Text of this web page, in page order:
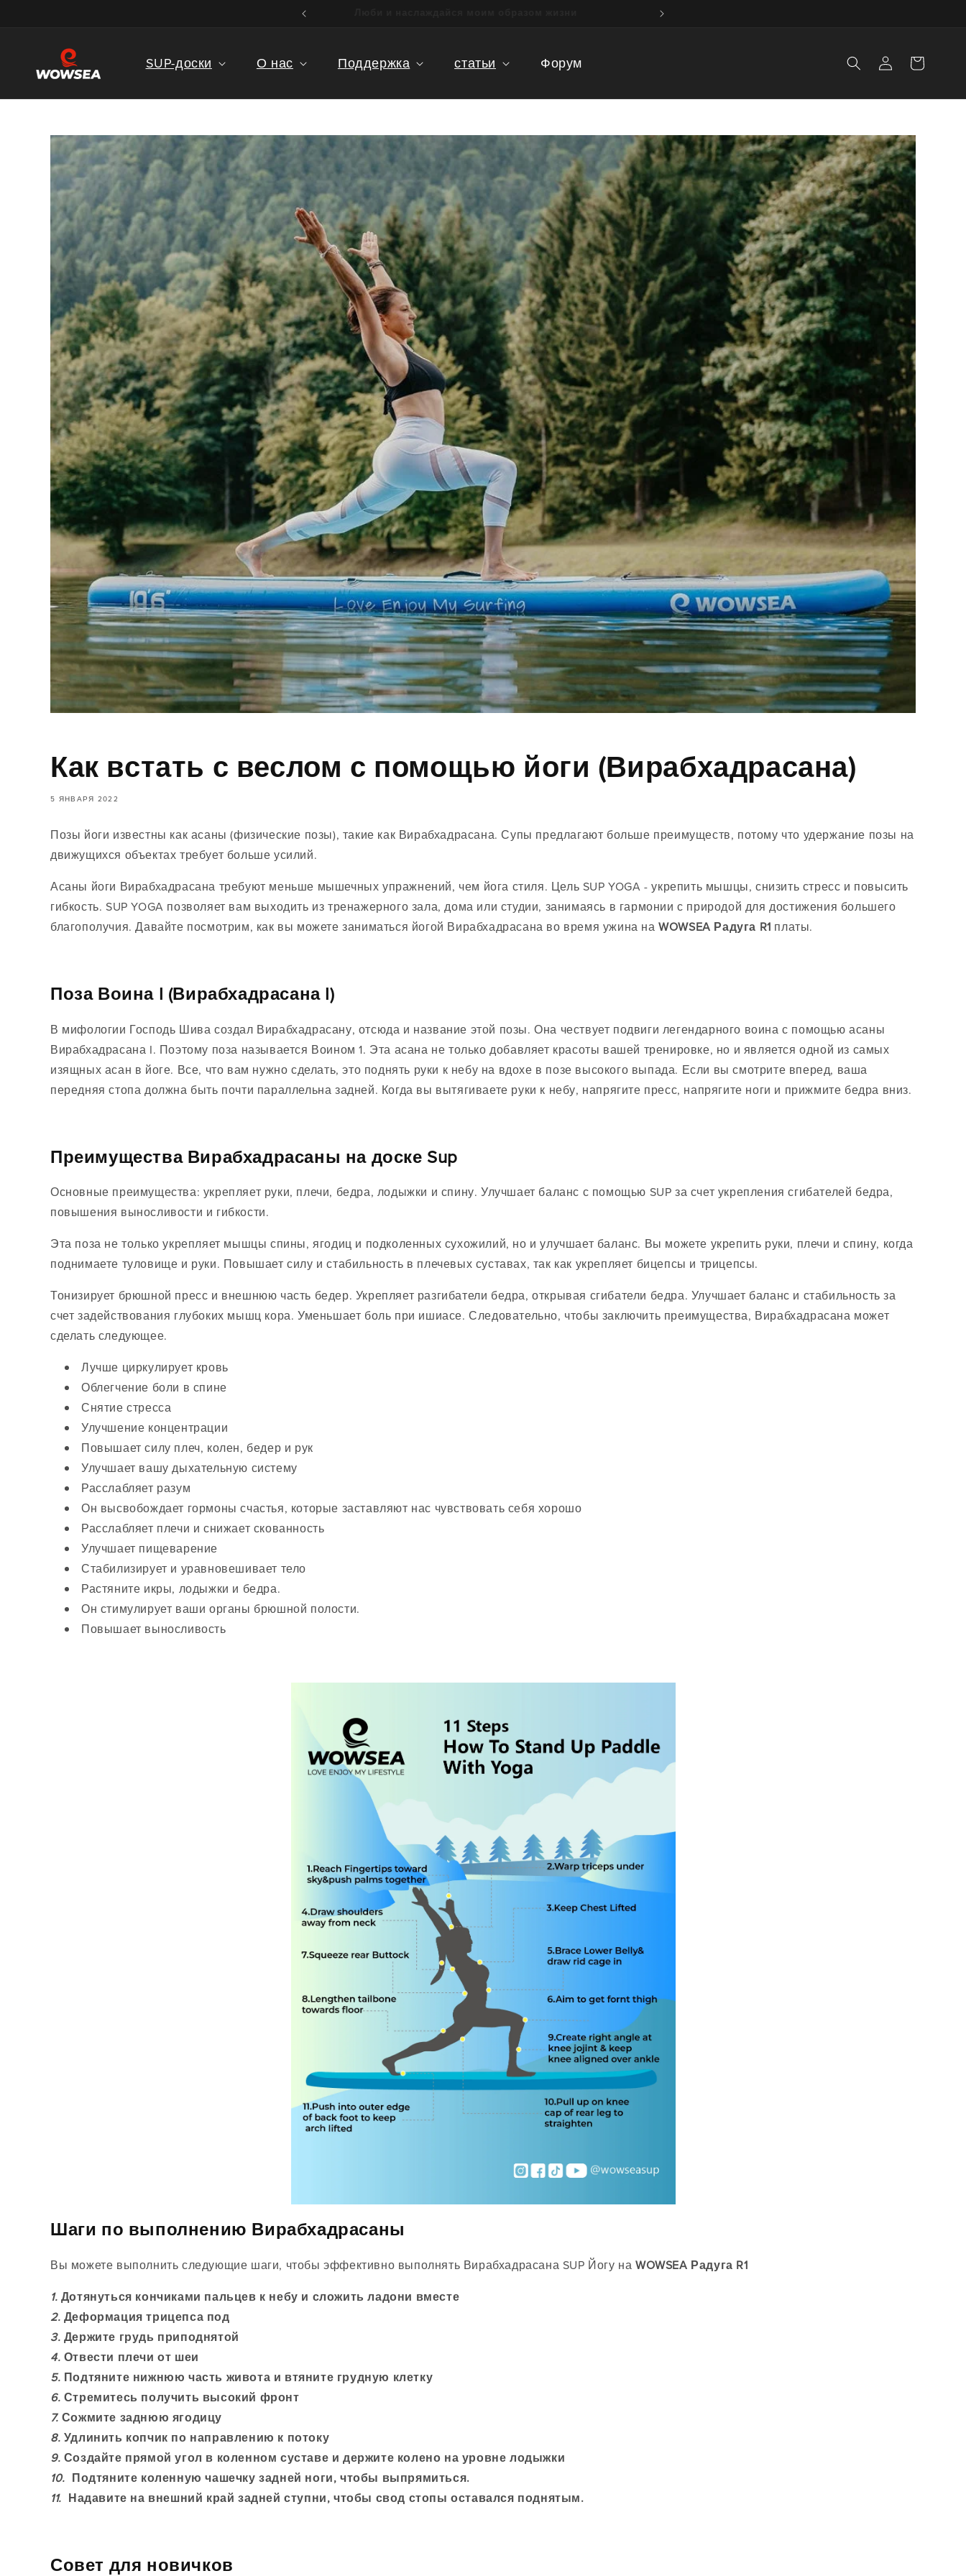
SUP-доски О нас Поддержка статьи Форум Войти
корзину
Как встать с веслом с помощью йоги (Вирабхадрасана)
5 ЯНВАРЯ 2022
Позы йоги известны как асаны (физические позы), такие как Вирабхадрасана. Супы предлагают больше преимуществ, потому что удержание позы на
движущихся объектах требует больше усилий.
Асаны йоги Вирабхадрасана требуют меньше мышечных упражнений, чем йога стиля. Цель SUP YOGA - укрепить мышцы, снизить стресс и повысить
гибкость. SUP YOGA позволяет вам выходить из тренажерного зала, дома или студии, занимаясь в гармонии с природой для достижения большего
благополучия. Давайте посмотрим, как вы можете заниматься йогой Вирабхадрасана во время ужина наWOWSEA Радуга R1 платы.
Поза Воина I (Вирабхадрасана I)
В мифологии Господь Шива создал Вирабхадрасану, отсюда и название этой позы. Она чествует подвиги легендарного воина с помощью асаны
Вирабхадрасана I. Поэтому поза называется Воином 1. Эта асана не только добавляет красоты вашей тренировке, но и является одной из самых
изящных асан в йоге. Все, что вам нужно сделать, это поднять руки к небу на вдохе в позе высокого выпада. Если вы смотрите вперед, ваша
передняя стопа должна быть почти параллельна задней. Когда вы вытягиваете руки к небу, напрягите пресс, напрягите ноги и прижмите бедра вниз.
Преимущества Вирабхадрасаны на доске Sup
Основные преимущества: укрепляет руки, плечи, бедра, лодыжки и спину. Улучшает баланс с помощью SUP за счет укрепления сгибателей бедра,
повышения выносливости и гибкости.
Эта поза не только укрепляет мышцы спины, ягодиц и подколенных сухожилий, но и улучшает баланс. Вы можете укрепить руки, плечи и спину, когда
поднимаете туловище и руки. Повышает силу и стабильность в плечевых суставах, так как укрепляет бицепсы и трицепсы.
Тонизирует брюшной пресс и внешнюю часть бедер. Укрепляет разгибатели бедра, открывая сгибатели бедра. Улучшает баланс и стабильность за
счет задействования глубоких мышц кора. Уменьшает боль при ишиасе. Следовательно, чтобы заключить преимущества, Вирабхадрасана может
сделать следующее.
Лучше циркулирует кровь
Облегчение боли в спине
Снятие стресса
Улучшение концентрации
Повышает силу плеч, колен, бедер и рук
Улучшает вашу дыхательную систему
Расслабляет разум
Он высвобождает гормоны счастья, которые заставляют нас чувствовать себя хорошо
Расслабляет плечи и снижает скованность
Улучшает пищеварение
Стабилизирует и уравновешивает тело
Растяните икры, лодыжки и бедра.
Он стимулирует ваши органы брюшной полости.
Повышает выносливость
Шаги по выполнению Вирабхадрасаны
Вы можете выполнить следующие шаги, чтобы эффективно выполнять Вирабхадрасана SUP Йогу на WOWSEA Радуга R1
1. Дотянуться кончиками пальцев к небу и сложить ладони вместе
2. Деформация трицепса под
3. Держите грудь приподнятой
4. Отвести плечи от шеи
5. Подтяните нижнюю часть живота и втяните грудную клетку
6. Стремитесь получить высокий фронт
7. Сожмите заднюю ягодицу
8. Удлинить копчик по направлению к потоку
9. Создайте прямой угол в коленном суставе и держите колено на уровне лодыжки
10. Подтяните коленную чашечку задней ноги, чтобы выпрямиться.
11. Надавите на внешний край задней ступни, чтобы свод стопы оставался поднятым.
Совет для новичков